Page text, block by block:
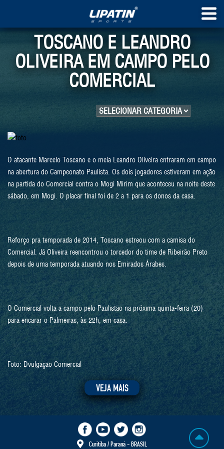
TOSCANO E LEANDRO
OLIVEIRA EM CAMPO PELO
COMERCIAL
O atacante Marcelo Toscano e o meia Leandro Oliveira entraram em campo
na abertura do Campeonato Paulista. Os dois jogadores estiveram em ação
na partida do Comercial contra o Mogi Mirim que aconteceu na noite deste
sábado, em Mogi. O placar final foi de 2 a 1 para os donos da casa.
Reforço pra temporada de 2014, Toscano estreou com a camisa do
Comercial. Já Oliveira reencontrou o torcedor do time de Ribeirão Preto
depois de uma temporada atuando nos Emirados Árabes.
O Comercial volta a campo pelo Paulistão na próxima quinta-feira (20)
para encarar o Palmeiras, às 22h, em casa.
Foto: Dvulgação Comercial
VEJA MAIS
Curitiba / Paraná - BRASIL